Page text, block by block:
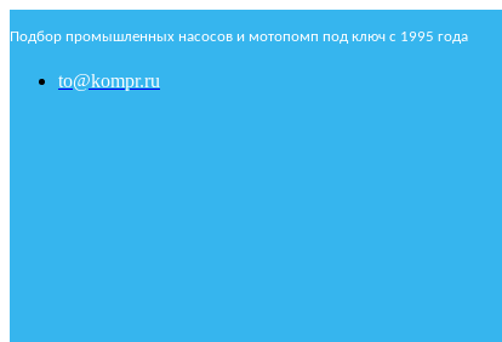
Подбор промышленных насосов и мотопомп под ключ с 1995 года
to@kompr.ru